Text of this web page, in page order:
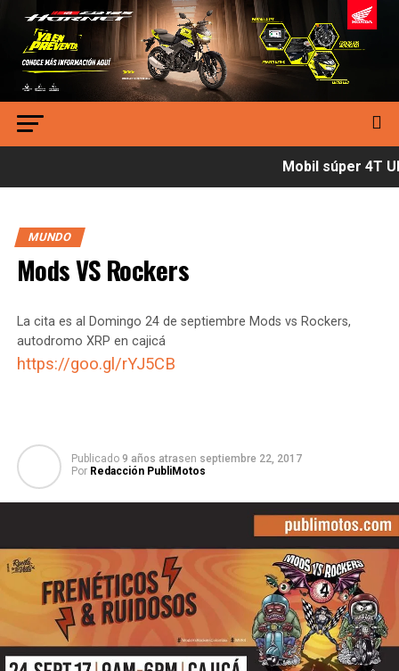
Mobil súper 4T
MUNDO
Mods VS Rockers
La cita es al Domingo 24 de septiembre Mods vs Rockers,
autodromo XRP en cajicá
https://goo.gl/rYJ5CB
Publicado 9 años atrasen septiembre 22, 2017
Por Redacción PubliMotos